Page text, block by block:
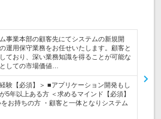
事業本部の顧客先にてシステムの新規開
運用保守業務をお任せいたします。顧客と
ており、深い業務知識を得ることが可能な
しての市場価値…
験【必須】＞ ■アプリケーション開発もし
5年以上ある方 ＜求めるマインド【必須】
をお持ちの方 ・顧客と一体となりシステム